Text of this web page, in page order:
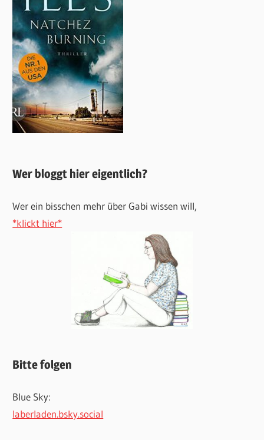
Wer bloggt hier eigentlich?
Wer ein bisschen mehr über Gabi wissen will,
*klickt hier*
Bitte folgen
Blue Sky:
laberladen.bsky.social